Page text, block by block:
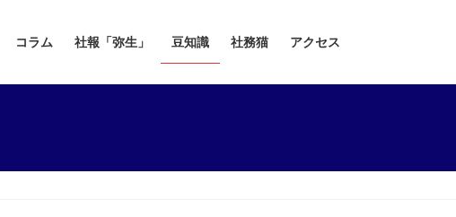
コラム 社報「弥生」 豆知識 社務猫 アクセス